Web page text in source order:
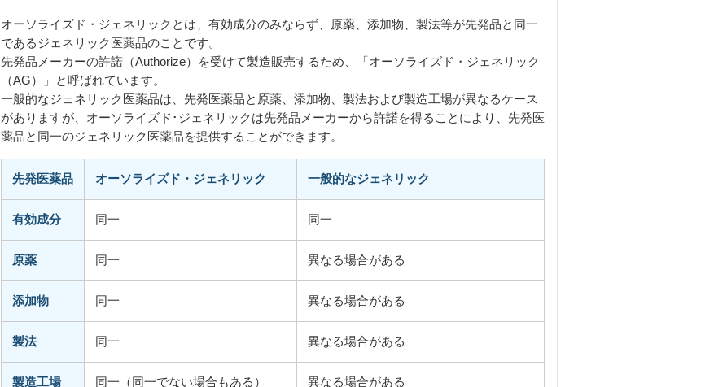
オーソライズド・ジェネリックとは、有効成分のみならず、原薬、添加物、製法等が先発品と同一
であるジェネリック医薬品のことです。
先発品メーカーの許諾（Authorize）を受けて製造販売するため、「オーソライズド・ジェネリック
（AG）」と呼ばれています。
一般的なジェネリック医薬品は、先発医薬品と原薬、添加物、製法および製造工場が異なるケース
がありますが、オーソライズド･ジェネリックは先発品メーカーから許諾を得ることにより、先発医
薬品と同一のジェネリック医薬品を提供することができます。
先発医薬品 オーソライズド・ジェネリック 一般的なジェネリック
有効成分 同一 同一
原薬 同一 異なる場合がある
添加物 同一 異なる場合がある
製法 同一 異なる場合がある
製造工場 同一（同一でない場合もある） 異なる場合がある